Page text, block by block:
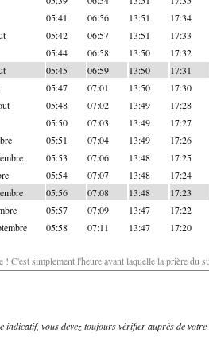
05:41 06:56 13:51 17:34
05:42 06:57 13:51 17:33
05:44 06:58 13:50 17:32
05:45 06:59 13:50 17:31
05:47 07:01 13:50 17:30
05:48 07:02 13:49 17:28
05:50 07:03 13:49 17:27
05:51 07:04 13:49 17:26
05:53 07:06 13:48 17:25
05:54 07:07 13:48 17:24
05:56 07:08 13:48 17:23
05:57 07:09 13:47 17:22
05:58 07:11 13:47 17:20
C'est simplement l'heure avant laquelle la prière du
indicatif, vous devez toujours vérifier auprès de votre